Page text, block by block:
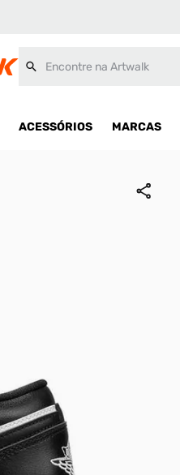
ACESSÓRIOS MARCAS